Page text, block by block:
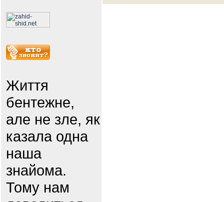
Життя
бентежне,
але не зле, як
казала одна
наша
знайома.
Тому нам